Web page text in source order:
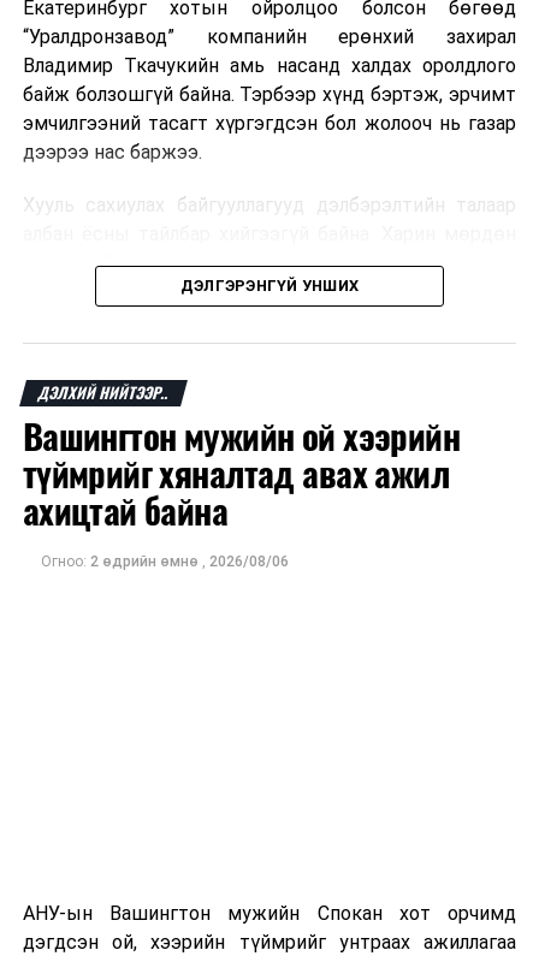
Екатеринбург хотын ойролцоо болсон бөгөөд
“Уралдронзавод” компанийн ерөнхий захирал
Владимир Ткачукийн амь насанд халдах оролдлого
байж болзошгүй байна. Тэрбээр хүнд бэртэж, эрчимт
эмчилгээний тасагт хүргэгдсэн бол жолооч нь газар
дээрээ нас баржээ.
Хууль сахиулах байгууллагууд дэлбэрэлтийн талаар
шалгах байгууллага олон нийтэд аюултай аргаар
хүний амь насанд халдахыг завдсан гэх үндэслэлээр
мэдээлжээ.
“Уралдронзавод” компани 2023 онд Екатеринбург
хотод байгуулагдсан бөгөөд нисгэгчгүй нисэх
төхөөрөмж үйлдвэрлэдэг аж. Тус компанийн 2025
оны орлого 6.2 тэрбум рубль, цэвэр ашиг нь 1.9
тэрбум рубльд хүрсэн гэж РБК мэдээлсэн байна.
Одоогоор дэлбэрэлтийн шалтгаан, хэрэгт холбоотой
ДЭЛГЭРЭНГҮЙ УНШИХ
ДЭЛХИЙ НИЙТЭЭР..
Вашингтон мужийн ой хээрийн
түймрийг хяналтад авах ажил
ахицтай байна
Огноо: 2 өдрийн өмнө , 2026/08/06
АНУ-ын Вашингтон мужийн Спокан хот орчимд
дэгдсэн ой, хээрийн түймрийг унтраах ажиллагаа